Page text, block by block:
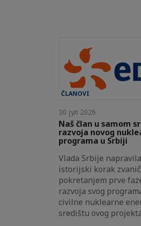
ČLANOVI
30 јул 2026
Naš član u samom
razvoja novog
programa u Srbiji
Vlada Srbije
istorijski korak
pokretanjem prve
razvoja svog
civilne nuklearne
središtu ovog